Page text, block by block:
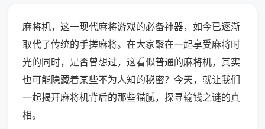
麻将机，这一现代麻将游戏的必备神器，如今已逐渐
取代了传统的手搓麻将。在大家聚在一起享受麻将时
光的同时，是否曾想过，这看似普通的麻将机，其实
也可能隐藏着某些不为人知的秘密？今天，就让我们
一起揭开麻将机背后的那些猫腻，探寻输钱之谜的真
相。